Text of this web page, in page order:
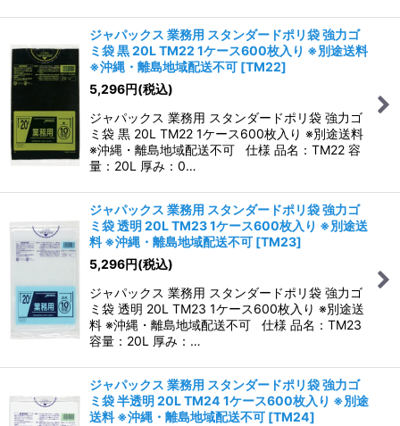
ジャパックス 業務用 スタンダードポリ袋 強力ゴ
ミ袋 黒 20L TM22 1ケース600枚入り ※別途送料
※沖縄・離島地域配送不可 [TM22]
5,296円(税込)
ジャパックス 業務用 スタンダードポリ袋 強力ゴ
ミ袋 黒 20L TM22 1ケース600枚入り ※別途送料
※沖縄・離島地域配送不可 仕様 品名：TM22 容
量：20L 厚み：0…
ジャパックス 業務用 スタンダードポリ袋 強力ゴ
ミ袋 透明 20L TM23 1ケース600枚入り ※別途送
料 ※沖縄・離島地域配送不可 [TM23]
5,296円(税込)
ジャパックス 業務用 スタンダードポリ袋 強力ゴ
ミ袋 透明 20L TM23 1ケース600枚入り ※別途送
料 ※沖縄・離島地域配送不可 仕様 品名：TM23
容量：20L 厚み：…
ジャパックス 業務用 スタンダードポリ袋 強力ゴ
ミ袋 半透明 20L TM24 1ケース600枚入り ※別途
送料 ※沖縄・離島地域配送不可 [TM24]